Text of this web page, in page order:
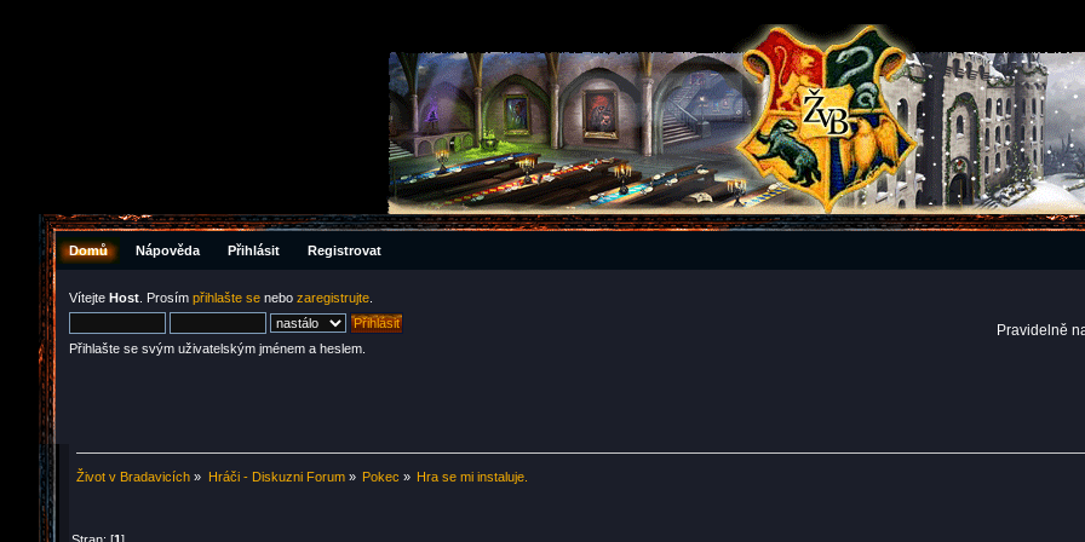
Domů Nápověda Přihlásit Registrovat
Vítejte Host . Prosím přihlašte se nebo zaregistrujte
Přihlašte se svým uživatelským jménem a heslem.
Pravidelně
Život v Bradavicích » Hráči - Diskuzni Forum» Pokec » Hra se mi instaluje.